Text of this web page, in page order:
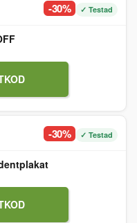
-30% ✓ Testad
-30% ✓ Testad